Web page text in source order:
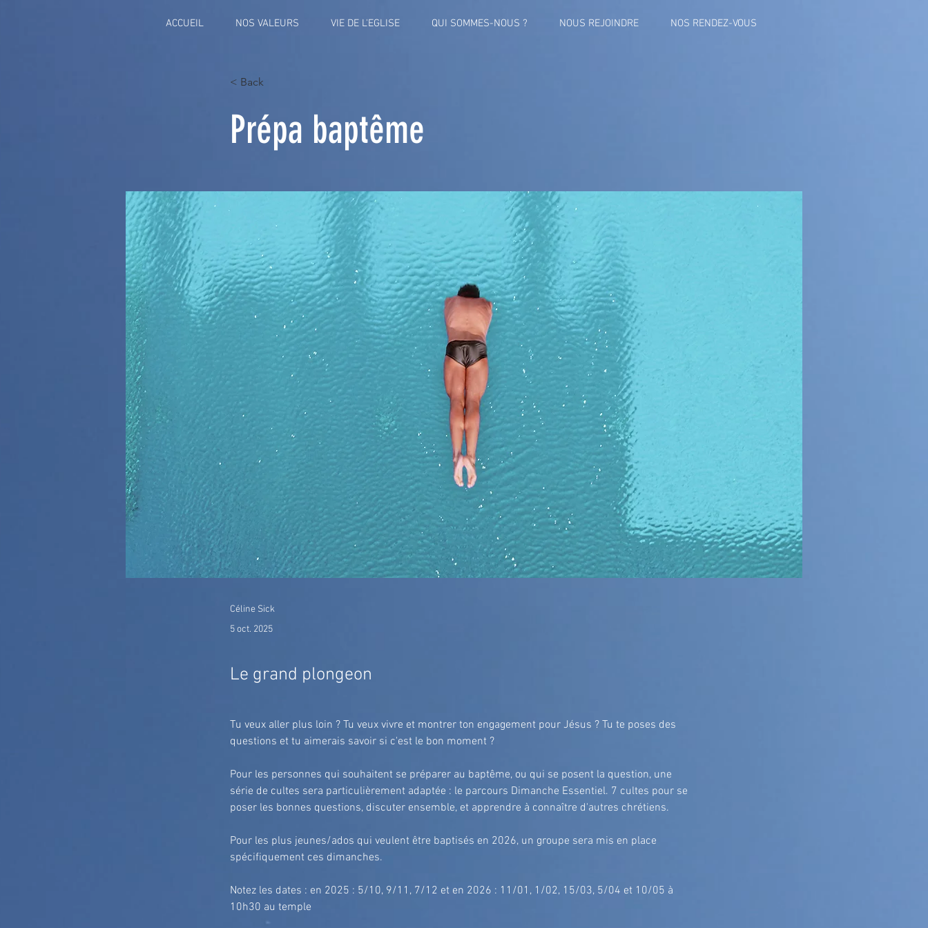
ACCUEIL NOS VALEURS VIE DE L'EGLISE QUI SOMMES-NOUS ? NOUS REJOINDRE NOS RENDEZ-VOUS
< Back
Prépa baptême
Céline Sick
5 oct. 2025
Le grand plongeon
Tu veux aller plus loin ? Tu veux vivre et montrer ton engagement pour Jésus ? Tu te poses des
questions et tu aimerais savoir si c'est le bon moment ?
Pour les personnes qui souhaitent se préparer au baptême, ou qui se posent la question, une
série de cultes sera particulièrement adaptée : le parcours Dimanche Essentiel. 7 cultes pour se
poser les bonnes questions, discuter ensemble, et apprendre à connaître d'autres chrétiens.
Pour les plus jeunes/ados qui veulent être baptisés en 2026, un groupe sera mis en place
spécifiquement ces dimanches.
Notez les dates : en 2025 : 5/10, 9/11, 7/12 et en 2026 : 11/01, 1/02, 15/03, 5/04 et 10/05 à
10h30 au temple